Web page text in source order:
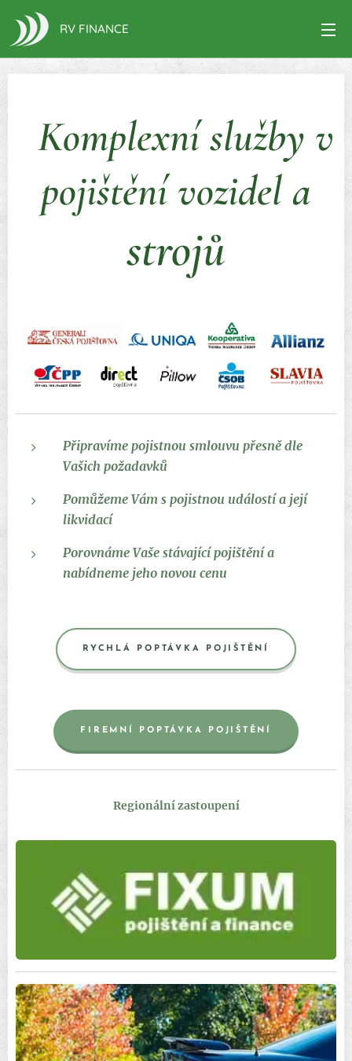
RV FINANCE
Komplexní služby v
pojištění vozidel a
strojů
Připravíme pojistnou smlouvu přesně dle
Vašich požadavků
Pomůžeme Vám s pojistnou událostí a její
likvidací
Porovnáme Vaše stávající pojištění a
nabídneme jeho novou cenu
RYCHLÁ POPTÁVKA POJIŠTĚNÍ
FIREMNÍ POPTÁVKA POJIŠTĚNÍ
Regionální zastoupení